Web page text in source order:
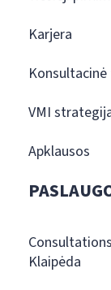
Karjera
VMI
Apklausos
Klaipėda